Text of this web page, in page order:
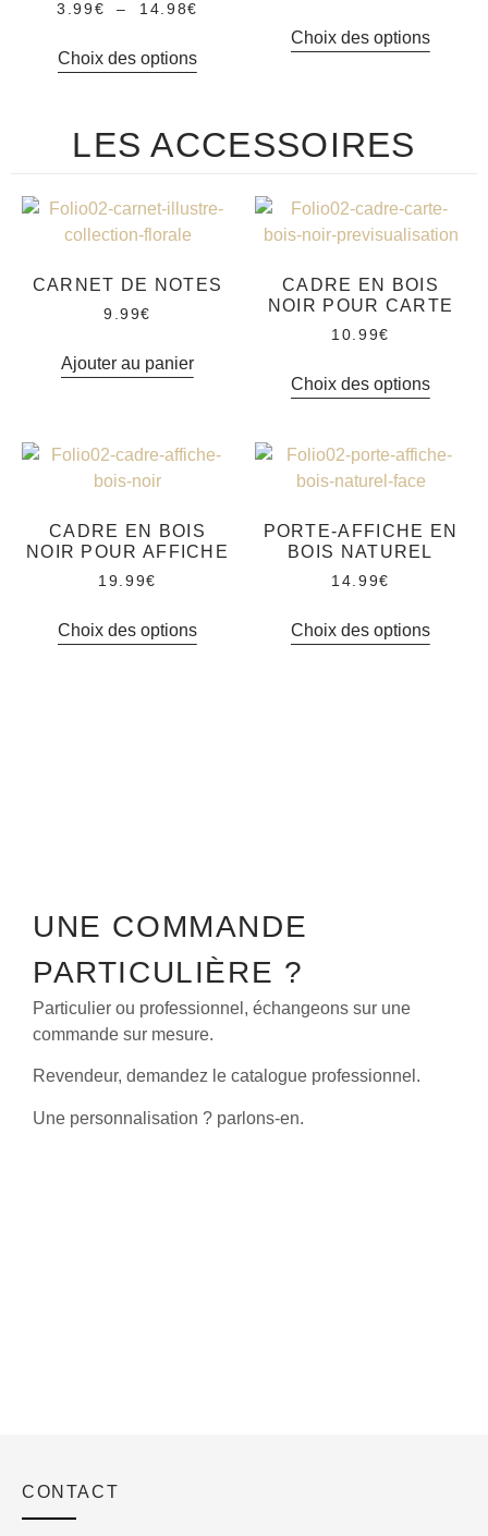
3.99 € – 14.98€
Choix des options
Choix des options
LES ACCESSOIRES
CARNET DE NOTES
9.99€
Ajouter au panier
CADRE EN BOIS
NOIR POUR CARTE
10.99€
Choix des options
CADRE EN BOIS
NOIR POUR AFFICHE
19.99€
Choix des options
PORTE-AFFICHE EN
BOIS NATUREL
14.99€
Choix des options
UNE COMMANDE
PARTICULIÈRE ?
Particulier ou professionnel, échangeons sur une
commande sur mesure.
Revendeur, demandez le catalogue professionnel.
Une personnalisation ? parlons-en.
CONTACT